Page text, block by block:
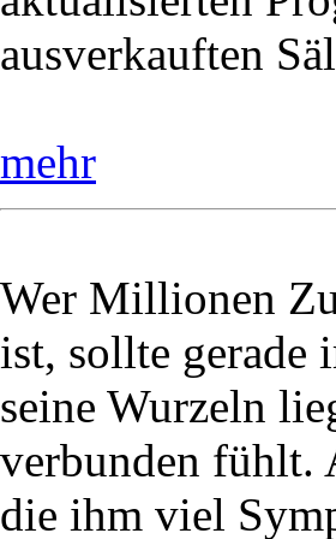
ausverkauften
mehr
Wer Millionen
ist, sollte gerade
seine Wurzeln
verbunden fühlt.
die ihm viel